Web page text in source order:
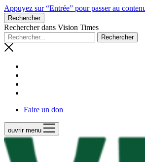
Appuyez sur “Entrée” pour passer au
Rechercher
Rechercher dans Vision Times
Faire un don
ouvrir menu